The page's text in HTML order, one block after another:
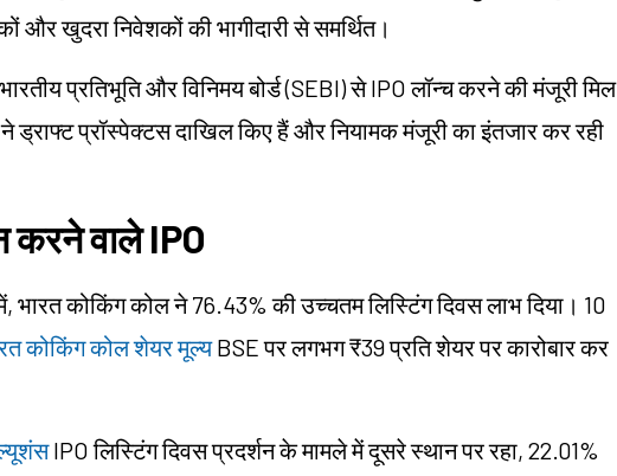
और खुदरा निवेशकों की भागीदारी से समर्थित।
प्रतिभूति और विनिमय बोर्ड (SEBI) से IPO लॉन्च करने की मंजूरी मिल
ड्राफ्ट प्रॉस्पेक्टस दाखिल किए हैं और नियामक मंजूरी का इंतजार कर रही
करने वाले IPO
भारत कोकिंग कोल ने 76.43% की उच्चतम लिस्टिंग दिवस लाभ दिया। 10
कोकिंग कोल शेयर मूल्यBSE पर लगभग ₹39 प्रति शेयर पर कारोबार कर
IPO लिस्टिंग दिवस प्रदर्शन के मामले में दूसरे स्थान पर रहा, 22.01%